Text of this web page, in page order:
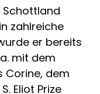
Schottland
zahlreiche
er bereits
mit dem
Corine, dem
Eliot Prize